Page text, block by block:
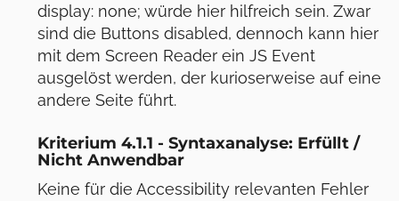
display: none; würde hier hilfreich sein. Zwar
sind die Buttons disabled, dennoch kann hier
mit dem Screen Reader ein JS Event
ausgelöst werden, der kurioserweise auf eine
andere Seite führt.
Kriterium 4.1.1 - Syntaxanalyse: Erfüllt /
Nicht Anwendbar
Keine für die Accessibility relevanten Fehler